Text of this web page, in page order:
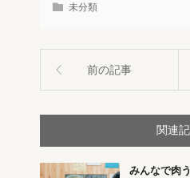
未分類
前の記事
関連
みんなで肉